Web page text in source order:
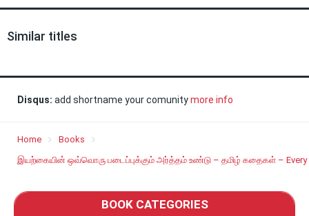
Similar titles
Disqus: add shortname your comunitymore info
Home
Books
இயற்கையின் ஒவ்வொரு படைப்புக்கும் அர்த்தம் உண்டு – தமிழ் கதைகள் – Every
BOOK CATEGORIES